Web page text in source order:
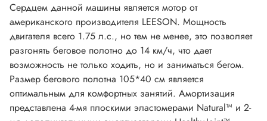
Сердцем данной машины является мотор от
американского производителя LEESON. Мощность
двигателя всего 1.75 л.с., но тем не менее, это позволяет
разгонять беговое полотно до 14 км/ч, что дает
возможность не только ходить, но и заниматься бегом.
Размер бегового полотна 105*40 см является
оптимальным для комфортных занятий. Амортизация
представлена 4-мя плоскими эластомерами Natural™ и 2-